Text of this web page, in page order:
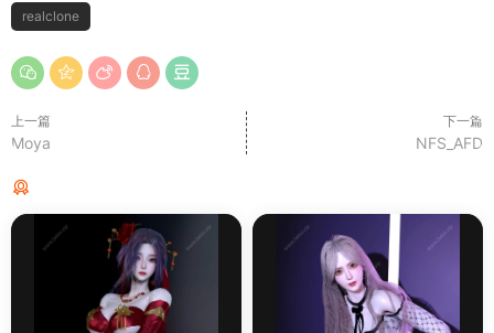
realclone
上一篇
Moya
下一篇
NFS_AFD